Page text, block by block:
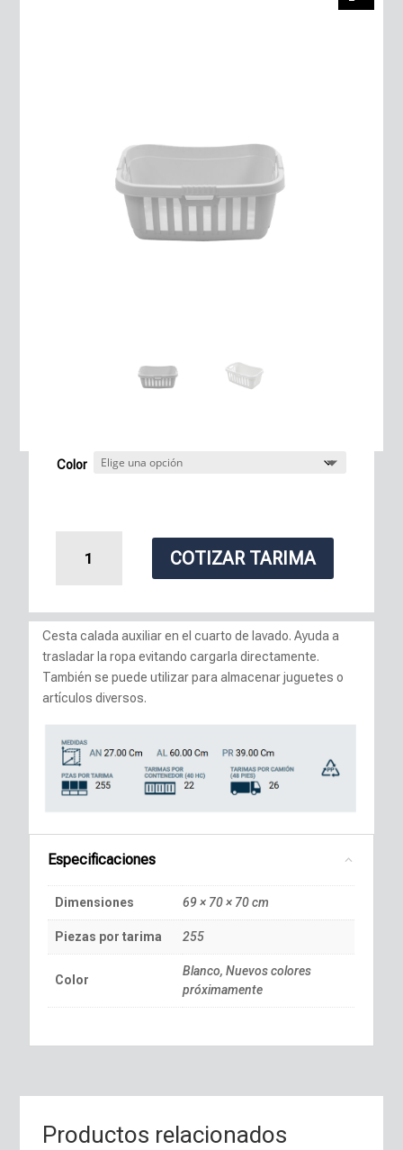
Color
Calada
cantidad
COTIZAR TARIMA
Cesta calada auxiliar en el cuarto de lavado. Ayuda a
trasladar la ropa evitando cargarla directamente.
También se puede utilizar para almacenar juguetes o
artículos diversos.
Especificaciones
Dimensiones 69 × 70 × 70 cm
Piezas por tarima 255
Color
Blanco, Nuevos colores
próximamente
Productos relacionados